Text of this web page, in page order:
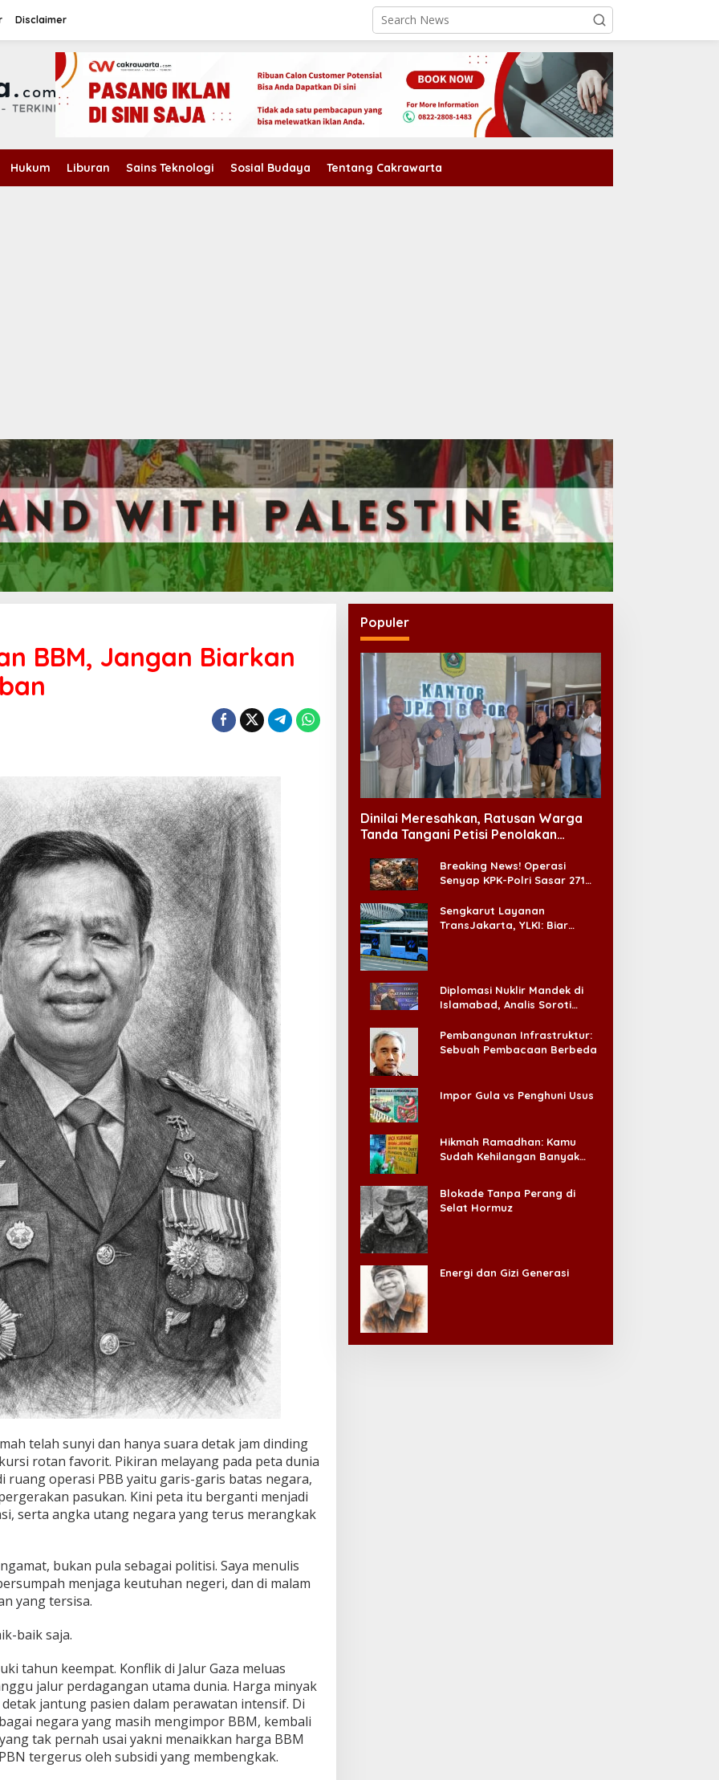
Disclaimer
Hukum Liburan Sains Teknologi Sosial Budaya Tentang Cakrawarta
BBM, Jangan Biarkan
telah sunyi dan hanya suara detak jam dinding
rotan favorit. Pikiran melayang pada peta dunia
ruang operasi PBB yaitu garis-garis batas negara,
pasukan. Kini peta itu berganti menjadi
serta angka utang negara yang terus merangkak
bukan pula sebagai politisi. Saya menulis
menjaga keutuhan negeri, dan di malam
yang tersisa.
baik saja.
tahun keempat. Konflik di Jalur Gaza meluas
jalur perdagangan utama dunia. Harga minyak
jantung pasien dalam perawatan intensif. Di
negara yang masih mengimpor BBM, kembali
tak pernah usai yakni menaikkan harga BBM
tergerus oleh subsidi yang membengkak.
Populer
Dinilai Meresahkan, Ratusan Warga
Tanda Tangani Petisi Penolakan
Breaking News! Operasi
Senyap KPK-Polri Sasar 271
Ada ‘Badai Pemeriksaan’
Sengkarut Layanan
TransJakarta, YLKI: Biar
Diplomasi Nuklir Mandek di
Islamabad, Analis Soroti
Pembangunan Infrastruktur:
Sebuah Pembacaan Berbeda
Impor Gula vs Penghuni Usus
Hikmah Ramadhan: Kamu
Sudah Kehilangan Banyak
Blokade Tanpa Perang di
Selat Hormuz
Energi dan Gizi Generasi